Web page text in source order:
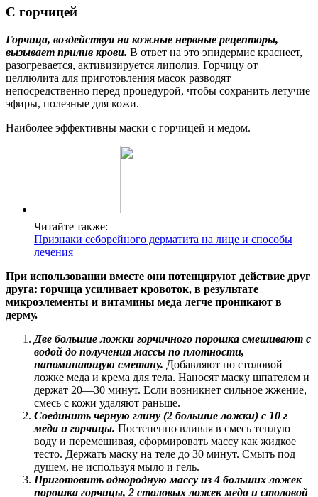
С горчицей
Горчица, воздействуя на кожные нервные рецепторы,
вызывает прилив крови. В ответ на это эпидермис краснеет,
разогревается, активизируется липолиз. Горчицу от
целлюлита для приготовления масок разводят
непосредственно перед процедурой, чтобы сохранить летучие
эфиры, полезные для кожи.
Наиболее эффективны маски с горчицей и медом.
Читайте также:
Признаки себорейного дерматита на лице и способы
лечения
При использовании вместе они потенцируют действие друг
друга: горчица усиливает кровоток, в результате
микроэлементы и витамины меда легче проникают в
дерму.
Две большие ложки горчичного порошка смешивают с
водой до получения массы по плотности,
напоминающую сметану. Добавляют по столовой
ложке меда и крема для тела. Наносят маску шпателем и
держат 20—30 минут. Если возникнет сильное жжение,
смесь с кожи удаляют раньше.
Соединить черную глину (2 большие ложки) с 10 г
меда и горчицы. Постепенно вливая в смесь теплую
воду и перемешивая, сформировать массу как жидкое
тесто. Держать маску на теле до 30 минут. Смыть под
душем, не используя мыло и гель.
Приготовить однородную массу из 4 больших ложек
порошка горчицы, 2 столовых ложек меда и столовой